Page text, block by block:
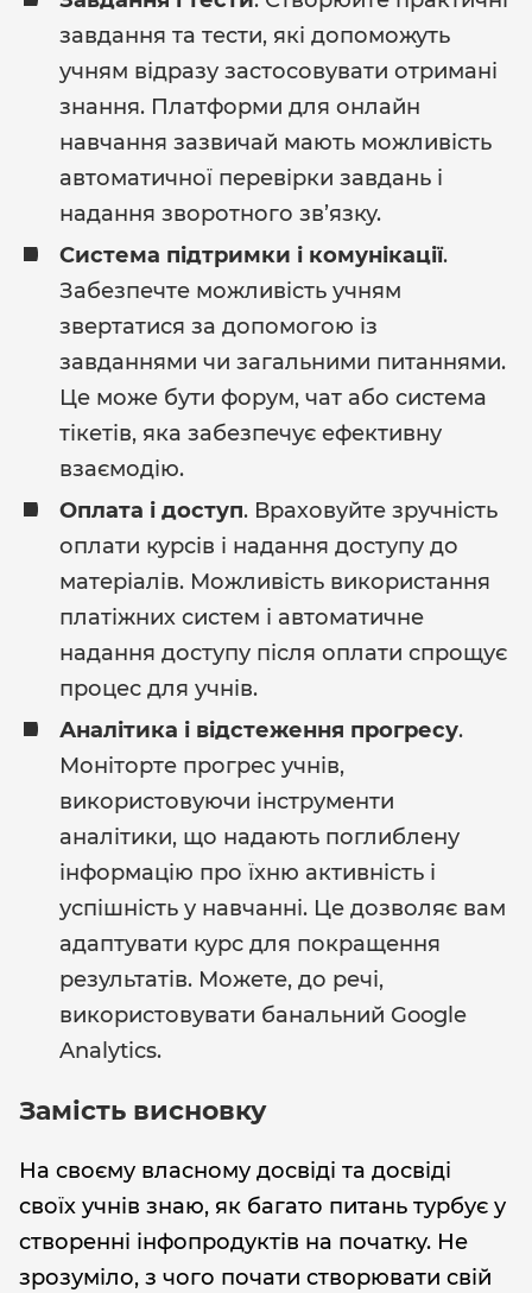
завдання та тести, які допоможуть
учням відразу застосовувати отримані
знання. Платформи для онлайн
навчання зазвичай мають можливість
автоматичної перевірки завдань і
надання зворотного зв’язку.
Система підтримки і комунікації.
Забезпечте можливість учням
звертатися за допомогою із
завданнями чи загальними питаннями.
Це може бути форум, чат або система
тікетів, яка забезпечує ефективну
взаємодію.
Оплата і доступ. Враховуйте зручність
оплати курсів і надання доступу до
матеріалів. Можливість використання
платіжних систем і автоматичне
надання доступу після оплати спрощує
процес для учнів.
Аналітика і відстеження прогресу.
Моніторте прогрес учнів,
використовуючи інструменти
аналітики, що надають поглиблену
інформацію про їхню активність і
успішність у навчанні. Це дозволяє вам
адаптувати курс для покращення
результатів. Можете, до речі,
використовувати банальний Google
Analytics.
Замість висновку
На своєму власному досвіді та досвіді
своїх учнів знаю, як багато питань турбує у
створенні інфопродуктів на початку. Не
зрозуміло, з чого почати створювати свій